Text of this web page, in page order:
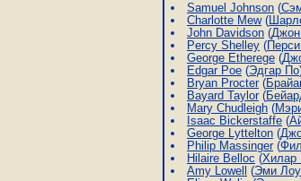
Samuel Johnson (
Charlotte Mew(
John Davidson (
Percy Shelley (
George Etherege (
Edgar Poe (Эдгар По
Bryan Procter(
Bayard Taylor(
Mary Chudleigh (
Isaac Bickerstaffe (
George Lyttelton (
Philip Massinger(
Hilaire Belloc (Хилар
Amy Lowell
(Эми